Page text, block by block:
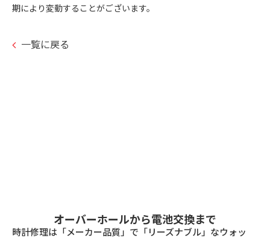
期により変動することがございます。
一覧に戻る
オーバーホールから電池交換まで
時計修理は「メーカー品質」で「リーズナブル」なウォッ